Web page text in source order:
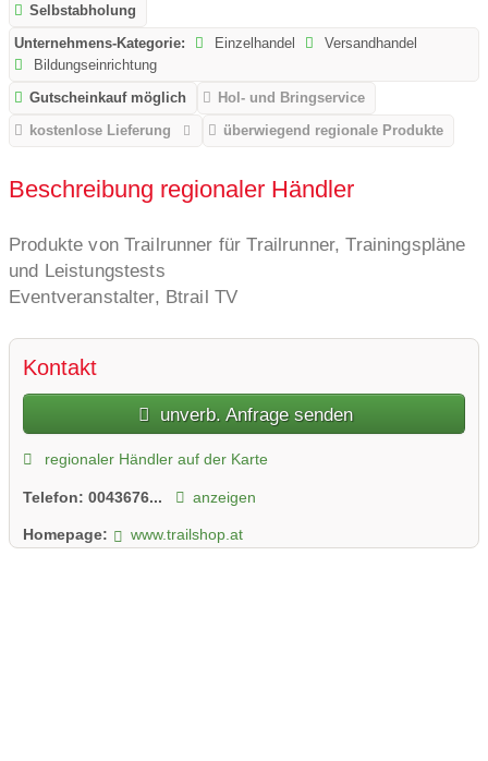
Selbstabholung
Unternehmens-Kategorie:
Einzelhandel
Versandhandel
Bildungseinrichtung
Gutscheinkauf möglich
Hol- und Bringservice
kostenlose Lieferung
überwiegend regionale Produkte
Beschreibung regionaler Händler
Produkte von Trailrunner für Trailrunner, Trainingspläne
und Leistungstests
Eventveranstalter, Btrail TV
Kontakt
unverb. Anfrage senden
regionaler Händler auf der Karte
Telefon: 0043676... anzeigen
Homepage: www.trailshop.at